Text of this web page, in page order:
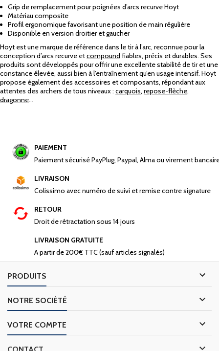
Grip de remplacement pour poignées d’arcs recurve Hoyt
Matériau composite
Profil ergonomique favorisant une position de main régulière
Disponible en version droitier et gaucher
Hoyt est une marque de référence dans le tir à l’arc, reconnue pour la
conception d’arcs recurve etcompound fiables, précis et durables. Ses
produits sont développés pour offrir une excellente stabilité de tir et une
constance élevée, aussi bien à l’entraînement qu’en usage intensif. Hoyt
propose également des accessoires et composants, répondant aux
attentes des archers de tous niveaux : carquois, repose-flèche,
dragonne...
PAIEMENT
Paiement sécurisé PayPlug, Paypal, Alma ou virement
LIVRAISON
Colissimo avec numéro de suivi et remise contre signature
RETOUR
Droit de rétractation sous 14 jours
LIVRAISON GRATUITE
A partir de 200€ TTC (sauf articles signalés)
PRODUITS 
NOTRE SOCIÉTÉ 
VOTRE COMPTE 